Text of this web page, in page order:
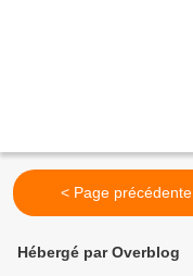
< Page précédente
Hébergé par Overblog